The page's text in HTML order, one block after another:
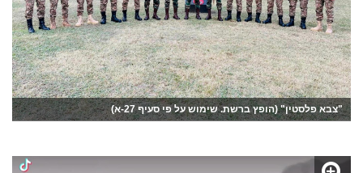
"צבא פלסטין" (הופץ ברשת. שימוש על פי סעיף 27-א)